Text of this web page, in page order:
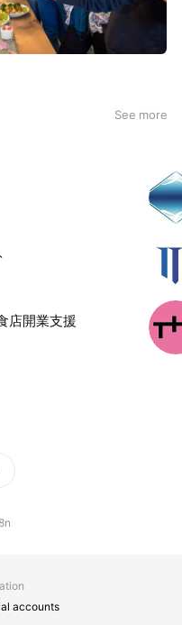
See more
店開業支援
accounts